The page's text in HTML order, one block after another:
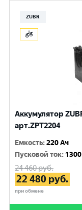
ZUBR
Аккумулятор
арт.ZPT2204
Емкость:220 Ач
Пусковой ток:
24 460руб.
22 480 руб.
при обмене